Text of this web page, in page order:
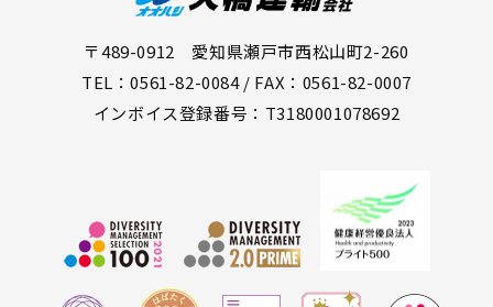
〒489-0912 愛知県瀬戸市西松山町2-260
TEL：0561-82-0084 / FAX：0561-82-0007
インボイス登録番号：T3180001078692